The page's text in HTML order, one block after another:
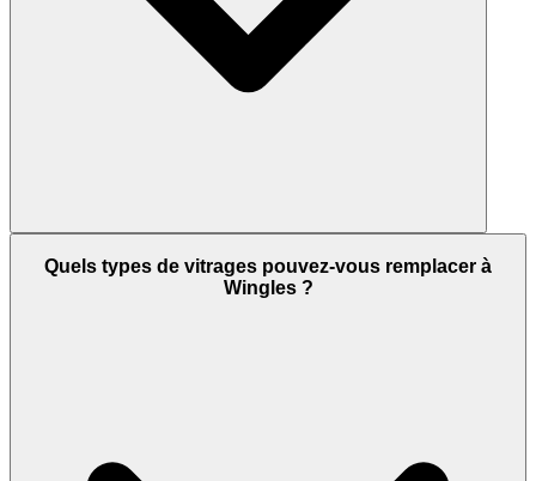
Quels types de vitrages pouvez-vous remplacer à
Wingles ?